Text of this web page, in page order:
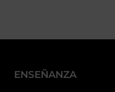
ENSEÑANZA